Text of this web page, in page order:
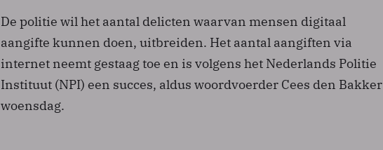
De politie wil het aantal delicten waarvan mensen digitaal
aangifte kunnen doen, uitbreiden. Het aantal aangiften via
internet neemt gestaag toe en is volgens het Nederlands Politie
Instituut (NPI) een succes, aldus woordvoerder Cees den Bakker
woensdag.